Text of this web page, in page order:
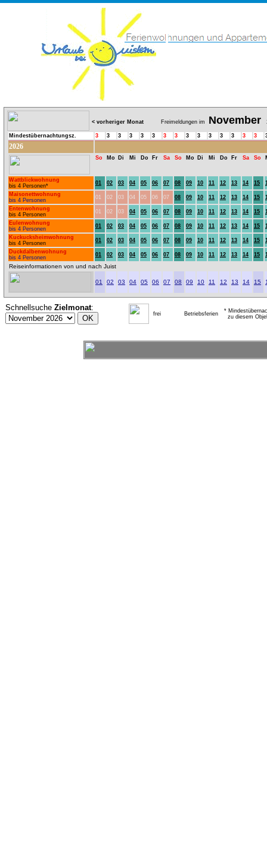
< vorheriger Monat Freimeldungen im November
Mindestübernachtungsz. 3 3 3 3 3 3 3 3 3 3 3 3 3 3 3
2026
So Mo Di Mi Do Fr Sa So Mo Di Mi Do Fr Sa So
Wattblickwohnung
bis 4 Personen*
01 02 03 04 05 06 07 08 09 10 11 12 13 14 15
Maisonettwohnung
bis 4 Personen
01 02 03 04 05 06 07 08 09 10 11 12 13 14 15
Entenwohnung
bis 4 Personen
01 02 03 04 05 06 07 08 09 10 11 12 13 14 15
Eulenwohnung
bis 4 Personen
01 02 03 04 05 06 07 08 09 10 11 12 13 14 15
Kuckucksheimwohnung
bis 4 Personen
01 02 03 04 05 06 07 08 09 10 11 12 13 14 15
Duckdalbenwohnung
bis 4 Personen
01 02 03 04 05 06 07 08 09 10 11 12 13 14 15
Reiseinformationen von und nach Juist
01 02 03 04 05 06 07 08 09 10 11 12 13 14 15
Schnellsuche Zielmonat:
frei Betriebsferien
*
zu diesem